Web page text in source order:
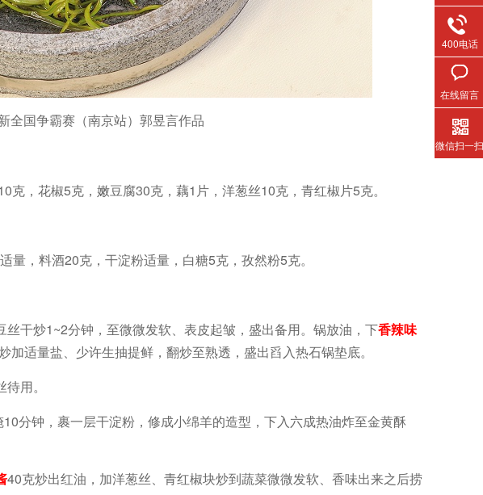
全国争霸赛（南京站）郭昱言作品
，花椒5克，嫩豆腐30克，藕1片，洋葱丝10克，青红椒片5克。
量，料酒20克，干淀粉适量，白糖5克，孜然粉5克。
干炒1~2分钟，至微微发软、表皮起皱，盛出备用。锅放油，下香辣味
适量盐、少许生抽提鲜，翻炒至熟透，盛出舀入热石锅垫底。
用。
钟，裹一层干淀粉，修成小绵羊的造型，下入六成热油炸至金黄酥
40克炒出红油，加洋葱丝、青红椒块炒到蔬菜微微发软、香味出来之后捞
400电话
在线留言
微信扫一扫